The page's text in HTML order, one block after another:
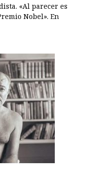
«Al parecer es
Nobel». En